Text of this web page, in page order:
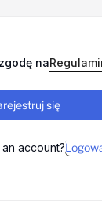
na
się
account?